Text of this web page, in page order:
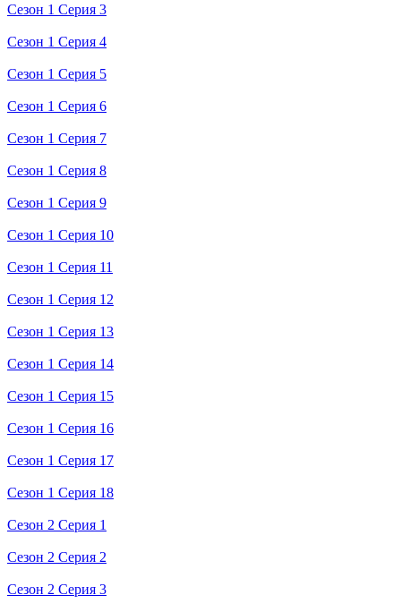
Сезон 1 Серия 3
Сезон 1 Серия 4
Сезон 1 Серия 5
Сезон 1 Серия 6
Сезон 1 Серия 7
Сезон 1 Серия 8
Сезон 1 Серия 9
Сезон 1 Серия 10
Сезон 1 Серия 11
Сезон 1 Серия 12
Сезон 1 Серия 13
Сезон 1 Серия 14
Сезон 1 Серия 15
Сезон 1 Серия 16
Сезон 1 Серия 17
Сезон 1 Серия 18
Сезон 2 Серия 1
Сезон 2 Серия 2
Сезон 2 Серия 3